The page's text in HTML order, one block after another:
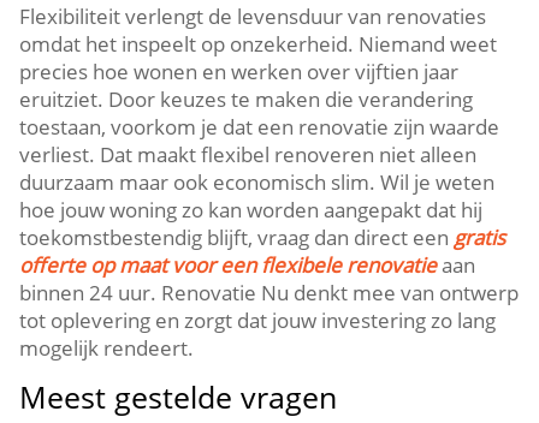
Flexibiliteit verlengt de levensduur van renovaties
omdat het inspeelt op onzekerheid.​ Niemand weet
precies hoe wonen en werken over vijftien jaar
eruitziet.​ Door keuzes te maken die verandering
toestaan, voorkom je dat een renovatie zijn waarde
verliest.​ Dat maakt flexibel renoveren niet alleen
duurzaam maar ook economisch slim.​ Wil je weten
hoe jouw woning zo kan worden aangepakt dat hij
toekomstbestendig blijft, vraag dan direct een gratis
offerte op maat voor een flexibele renovatieaan
binnen 24 uur.​ Renovatie Nu denkt mee van ontwerp
tot oplevering en zorgt dat jouw investering zo lang
mogelijk rendeert.​
Meest gestelde vragen